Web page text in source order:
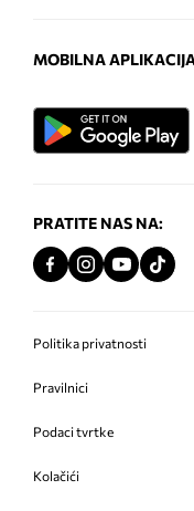
MOBILNA
PRATITE NAS NA:
Politika privatnosti
Pravilnici
Podaci tvrtke
Kolačići